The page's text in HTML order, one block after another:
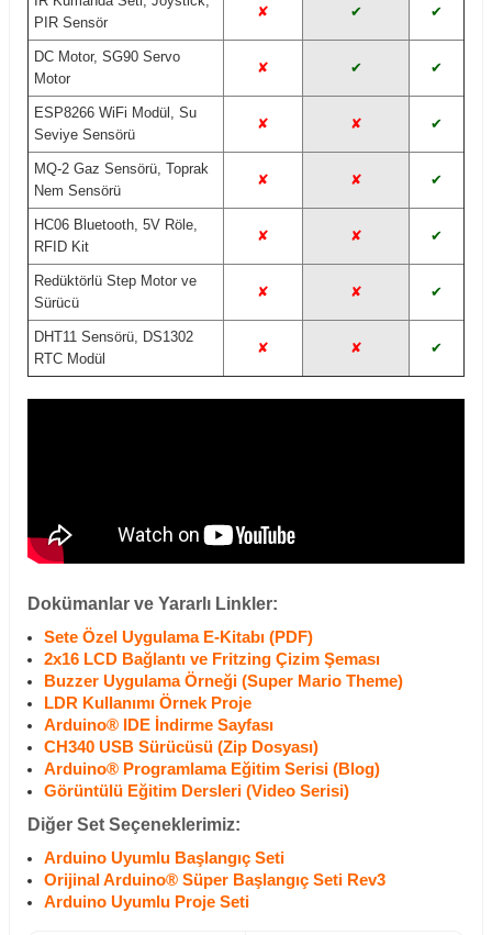
PIR Sensör
✘ ✔ ✔
DC Motor, SG90 Servo
Motor
✘ ✔ ✔
ESP8266 WiFi Modül, Su
Seviye Sensörü
✘ ✘ ✔
MQ-2 Gaz Sensörü, Toprak
Nem Sensörü
✘ ✘ ✔
HC06 Bluetooth, 5V Röle,
RFID Kit
✘ ✘ ✔
Redüktörlü Step Motor ve
Sürücü
✘ ✘ ✔
DHT11 Sensörü, DS1302
RTC Modül
✘ ✘ ✔
Dokümanlar ve Yararlı Linkler:
Sete Özel Uygulama E-Kitabı (PDF)
2x16 LCD Bağlantı ve Fritzing Çizim Şeması
Buzzer Uygulama Örneği (Super Mario Theme)
LDR Kullanımı Örnek Proje
Arduino® IDE İndirme Sayfası
CH340 USB Sürücüsü (Zip Dosyası)
Arduino® Programlama Eğitim Serisi (Blog)
Görüntülü Eğitim Dersleri (Video Serisi)
Diğer Set Seçeneklerimiz:
Arduino Uyumlu Başlangıç Seti
Orijinal Arduino® Süper Başlangıç Seti Rev3
Arduino Uyumlu Proje Seti